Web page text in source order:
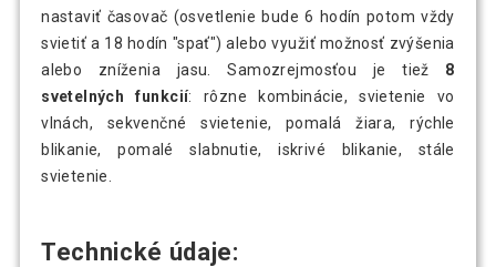
nastaviť časovač (osvetlenie bude 6 hodín potom vždy
svietiť a 18 hodín "spať") alebo využiť možnosť zvýšenia
alebo zníženia jasu. Samozrejmosťou je tiež 8
svetelných funkcií: rôzne kombinácie, svietenie vo
vlnách, sekvenčné svietenie, pomalá žiara, rýchle
blikanie, pomalé slabnutie, iskrivé blikanie, stále
svietenie.
Technické údaje: